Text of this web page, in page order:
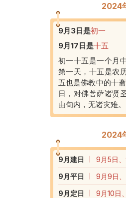
2024
9月3日是初一
9月17日是十五
初一十五是一个月
第一天，十五是农
五也是佛教中的十
日，对佛菩萨诸贤
由旬内，无诸灾难
2024
9 月建日
9月5日
9 月平日
9月9日
9 月定日
9月10日